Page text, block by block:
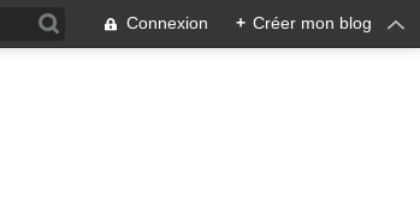
Connexion + Créer mon blog